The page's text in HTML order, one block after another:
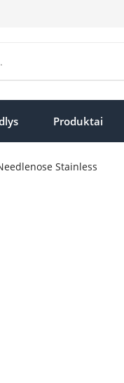
Produktai
Stainless